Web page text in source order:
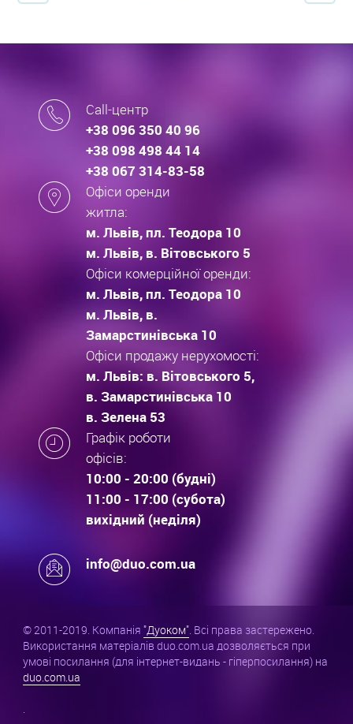
Call-центр
+38 096 350 40 96
+38 098 498 44 14
+38 067 314-83-58
Офіси оренди
житла:
м. Львів, пл. Теодора 10
м. Львів, в. Вітовського 5
Офіси комерційної оренди:
м. Львів, пл. Теодора 10
м. Львів, в.
Замарстинівська 10
Офіси продажу нерухомості:
м. Львів: в. Вітовського 5,
в. Замарстинівська 10
в. Зелена 53
Графік роботи
офісів:
10:00 - 20:00 (будні)
11:00 - 17:00 (субота)
вихідний (неділя)
info@duo.com.ua
© 2011-2019. Компанія "Дуоком". Всі права застережено.
Використання матеріалів duo.com.ua дозволяється при
умові посилання (для інтернет-видань - гіперпосилання) на
duo.com.ua
.